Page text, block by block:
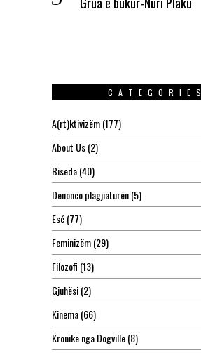
CATEGORIES
A(rt)ktivizëm(177)
About Us(2)
Biseda(40)
Denonco plagjiaturën(5)
Esé(77)
Feminizëm(29)
Filozofi (13)
Gjuhësi(2)
Kinema(66)
Kronikë nga Dogville(8)